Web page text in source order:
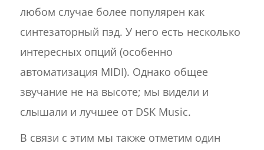
любом случае более популярен как
синтезаторный пэд. У него есть несколько
интересных опций (особенно
автоматизация MIDI). Однако общее
звучание не на высоте; мы видели и
слышали и лучшее от DSK Music.
В связи с этим мы также отметим один